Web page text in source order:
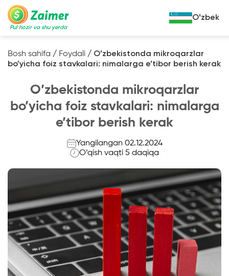
Pul hozir va shu yerda
Garov evaziga kredit
Avto garov evaziga kredit
Ko’chmas mulk garov evaziga kredit
Tadbirkorlar uchun onlayn kredit
O‘zini o‘zi band qilganlar uchun onlayn
kredit
Foydali
Oʻzbek
Bosh sahifa / Foydali / O’zbekistonda mikroqarzlar
bo’yicha foiz stavkalari: nimalarga e’tibor berish kerak
O’zbekistonda mikroqarzlar
bo’yicha foiz stavkalari: nimalarga
e’tibor berish kerak
Yangilangan 02.12.2024
O‘qish vaqti 5 daqiqa